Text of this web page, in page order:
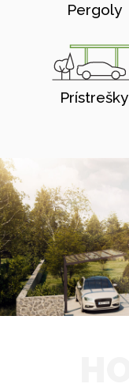
Pergoly
Prístrešky